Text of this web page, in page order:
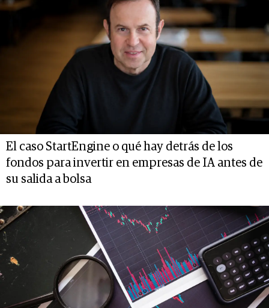
El caso StartEngine o qué hay detrás de los
fondos para invertir en empresas de IA antes de
su salida a bolsa